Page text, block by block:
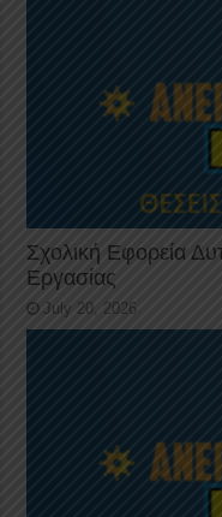
Σχολική Εφορεία
Εργασίας
July 20, 2026